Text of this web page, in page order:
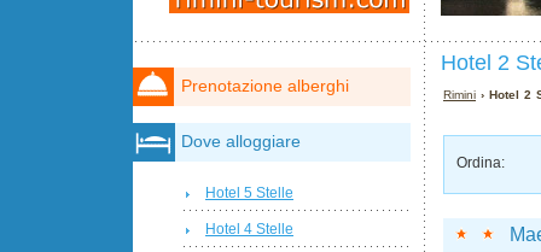
Hotel 2
Rimini › Hotel 2
Ordina:
Prenotazione alberghi
Dove alloggiare
Hotel 5 Stelle
Hotel 4 Stelle